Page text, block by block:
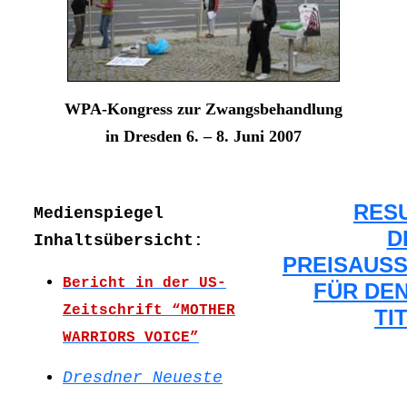
WPA-Kongress zur Zwangsbehandlung
in Dresden 6. – 8. Juni 2007
Medienspiegel
Inhaltsübersicht:
Bericht in der US-
Zeitschrift “MOTHER
WARRIORS VOICE”
Dresdner Neueste
FÜR